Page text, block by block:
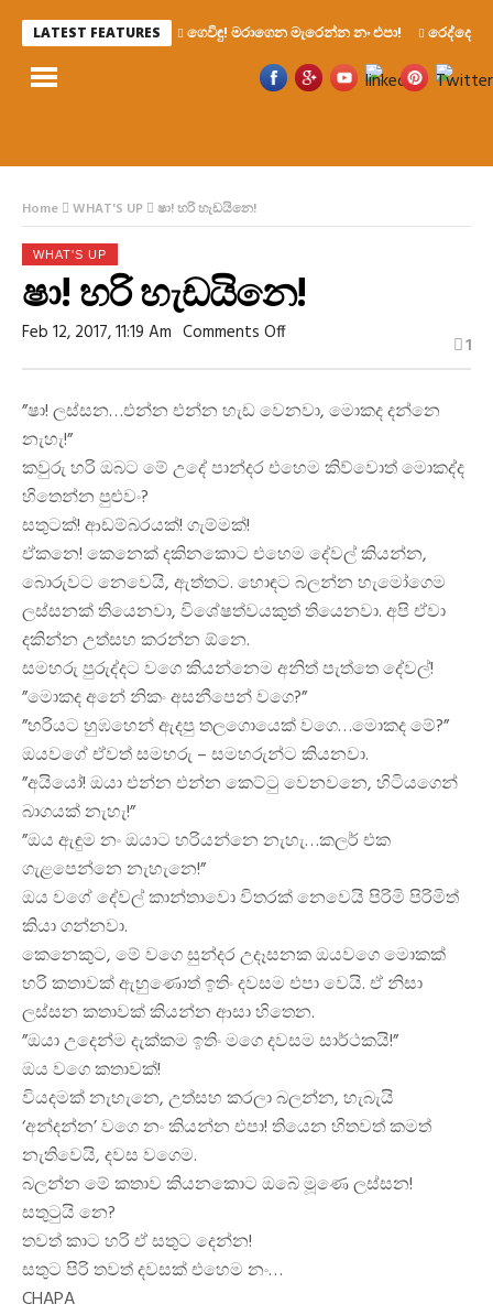
LATEST FEATURES ගෙවිඳු! මරාගෙන මැරෙන්න නං එපා! රෙද්දෙ
Home WHAT'S UP ෂා! හරි හැඩයිනෙ!
WHAT'S UP
ෂා! හරි හැඩයිනෙ!
Feb 12, 2017, 11:19 Am Comments OffOn
හරි
1
”ෂා! ලස්සන…එන්න එන්න හැඩ වෙනවා, මොකද දන්නෙ
නැහැ!”
කවුරු හරි ඔබට මේ උදේ පාන්දර එහෙම කිව්වොත් මොකද්ද
හිතෙන්න පුළුවං?
සතුටක්! ආඩම්බරයක්! ගැම්මක්!
ඒකනෙ! කෙනෙක් දකිනකොට එහෙම දේවල් කියන්න,
බොරුවට නෙවෙයි, ඇත්තට. හොඳට බලන්න හැමෝගෙම
ලස්සනක් තියෙනවා, විශේෂත්වයකුත් තියෙනවා. අපි ඒවා
දකින්න උත්සහ කරන්න ඕනෙ.
සමහරු පුරුද්දට වගෙ කියන්නෙම අනිත් පැත්තෙ දේවල්!
”මොකද අනේ නිකං අසනීපෙන් වගෙ?”
”හරියට හුඹහෙන් ඇදපු තලගොයෙක් වගෙ…මොකද මේ?”
ඔයවගේ ඒවත් සමහරු – සමහරුන්ට කියනවා.
”අයියෝ! ඔයා එන්න එන්න කෙට්ටු වෙනවනෙ, හිටියගෙන්
බාගයක් නැහැ!”
”ඔය ඇඳුම නං ඔයාට හරියන්නෙ නැහැ…කලර් එක
ගැළපෙන්නෙ නැහැනෙ!”
ඔය වගේ දේවල් කාන්තාවො විතරක් නෙවෙයි පිරිමි පිරිමිත්
කියා ගන්නවා.
කෙනෙකුට, මේ වගෙ සුන්දර උදෑසනක ඔයවගෙ මොකක්
හරි කතාවක් ඇහුණොත් ඉතිං දවසම එපා වෙයි. ඒ නිසා
ලස්සන කතාවක් කියන්න ආසා හිතෙන.
”ඔයා උදෙන්ම දැක්කම ඉතිං මගෙ දවසම සාර්ථකයි!”
ඔය වගෙ කතාවක්!
වියදමක් නැහැනෙ, උත්සහ කරලා බලන්න, හැබැයි
‘අන්දන්න’ වගෙ නං කියන්න එපා! තියෙන හිතවත් කමත්
නැතිවෙයි, දවස වගෙම.
බලන්න මේ කතාව කියනකොට ඔබේ මූණෙ ලස්සන!
සතුටුයි නෙ?
තවත් කාට හරි ඒ සතුට දෙන්න!
සතුට පිරි තවත් දවසක් එහෙම නං…
CHAPA